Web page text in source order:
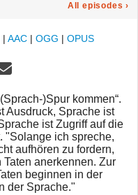
All episodes ›
| AAC | OGG | OPUS
)Spur kommen“.
Ausdruck, Sprache ist
ist Zugriff auf die
"Solange ich spreche,
aufhören zu fordern,
anerkennen. Zur
beginnen in der
der Sprache."